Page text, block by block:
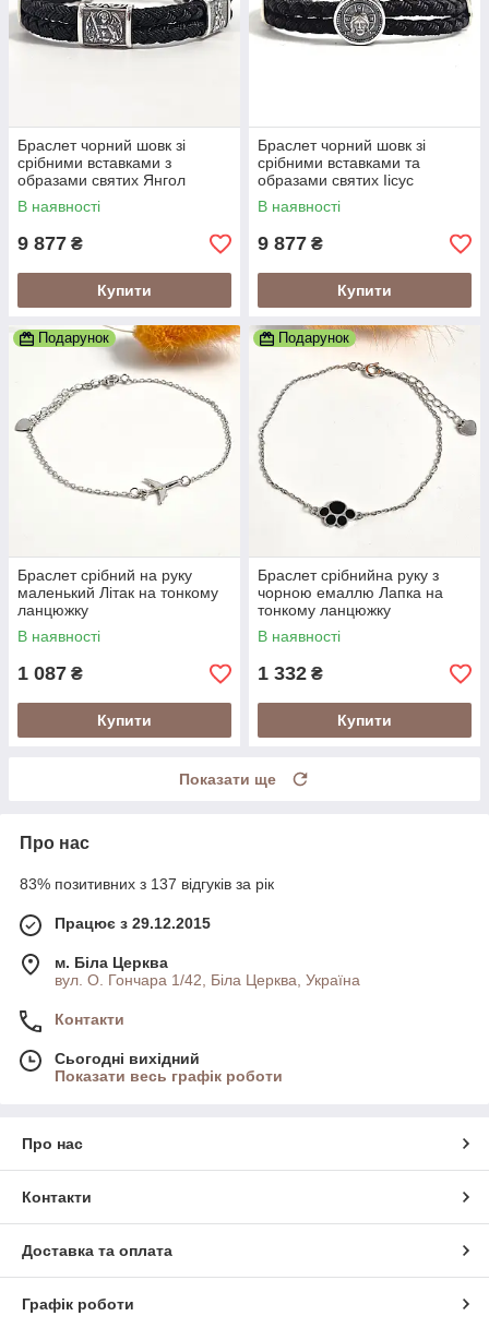
Браслет чорний шовк зі
срібними вставками з
образами святих Янгол
Охоронець
В наявності
9 877 ₴
Купити
Браслет чорний шовк зі
срібними вставками та
образами святих Іісус
Христос
В наявності
9 877 ₴
Купити
Подарунок
Браслет срібний на руку
маленький Літак на тонкому
ланцюжку
В наявності
1 087 ₴
Купити
Подарунок
Браслет срібнийна руку з
чорною емаллю Лапка на
тонкому ланцюжку
В наявності
1 332 ₴
Купити
Показати ще
Про нас
83% позитивних з 137 відгуків за рік
Працює з 29.12.2015
м. Біла Церква
вул. О. Гончара 1/42, Біла Церква, Україна
Контакти
Сьогодні вихідний
Показати весь графік роботи
Про нас
Контакти
Доставка та оплата
Графік роботи